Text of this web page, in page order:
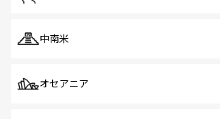
中南米
オセアニア